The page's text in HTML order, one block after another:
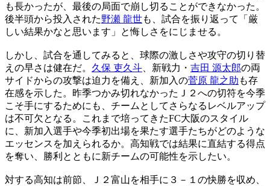
も長かったが、最後の局面で崩し切ることができなかった。
後半頭から投入された野瀬 龍世も、試合を振り返って「厳
しい結果かなと思います」と悔しさをにじませる。
しかし、試合を通してみると、球際の激しさや攻守の切り替
えの早さは健在だ。 久保 吏久斗 、新戦力・ 吉田 源太郎の両
サイドからの攻撃は迫力を備え、新加入の菅原 龍之助 も存
在感を示した。昨季つかみ切れなかったＪ２への切符を今季
こそ手にするためにも、チームとしてさらなるレベルアップ
は不可欠となる。これまで培ってきたFC大阪のスタイル
に、新加入選手や今季初出場を果たす選手たちがどのような
エッセンスを加えられるか。高知戦では結果に直結する得点
を奪い、勝利とともに新チームの可能性を示したい。
対する高知は前節、Ｊ２富山を相手に３－１の快勝を収め、